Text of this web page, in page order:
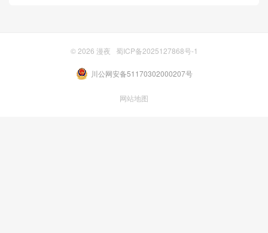
© 2026 漫夜 蜀ICP备2025127868号-1
川公网安备51170302000207号
网站地图